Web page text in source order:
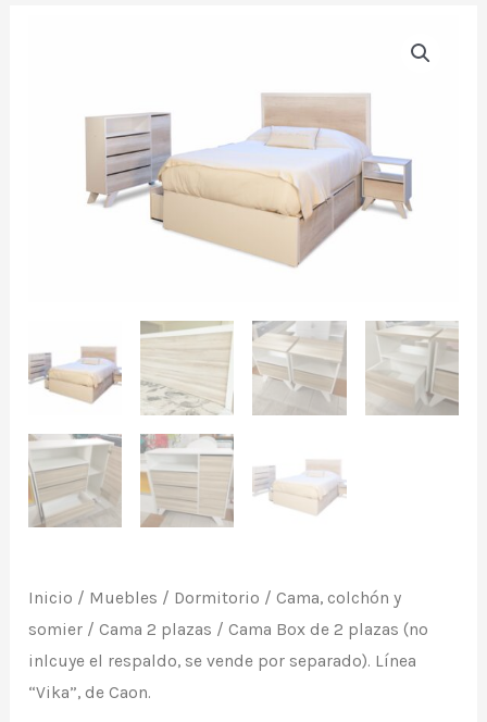
Inicio / Muebles / Dormitorio /Cama, colchón y
somier /Cama 2 plazas / Cama Box de 2 plazas (no
inlcuye el respaldo, se vende por separado). Línea
“Vika”, de Caon.
vende
separado).
Línea
"Vika",
cantidad